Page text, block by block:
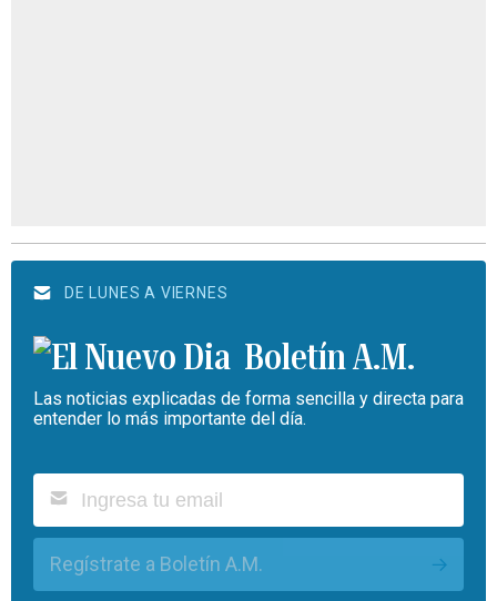
DE LUNES A VIERNES
Boletín A.M.
Las noticias explicadas de forma sencilla y directa para
entender lo más importante del día.
Regístrate a Boletín A.M.